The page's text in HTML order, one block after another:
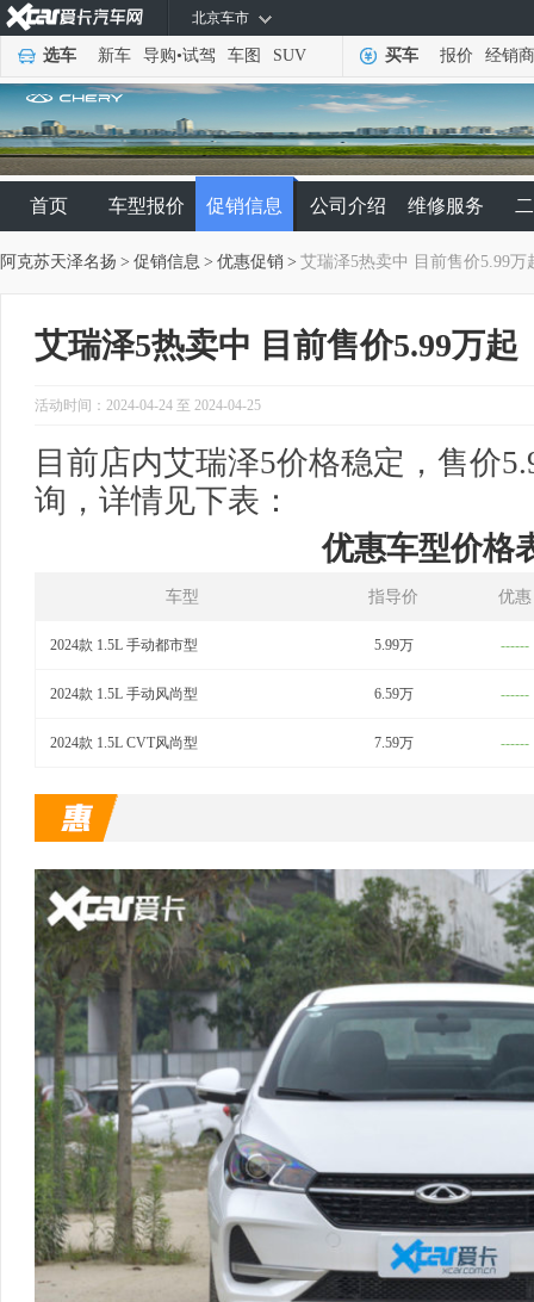
北京车市
选车 新车 导购•试驾 车图 SUV 买车 报价 经销商
首页 车型报价 促销信息 公司介绍 维修服务
阿克苏天泽名扬 > 促销信息 > 优惠促销 > 艾瑞泽5热卖中 目前售价5.99万
艾瑞泽5热卖中 目前售价5.99万起
活动时间：2024-04-24 至 2024-04-25
目前店内艾瑞泽5价格稳定，售价
询，详情见下表：
优惠车型价格
车型 指导价 优惠
2024款 1.5L 手动都市型 5.99万 ------
2024款 1.5L 手动风尚型 6.59万 ------
2024款 1.5L CVT风尚型 7.59万 ------